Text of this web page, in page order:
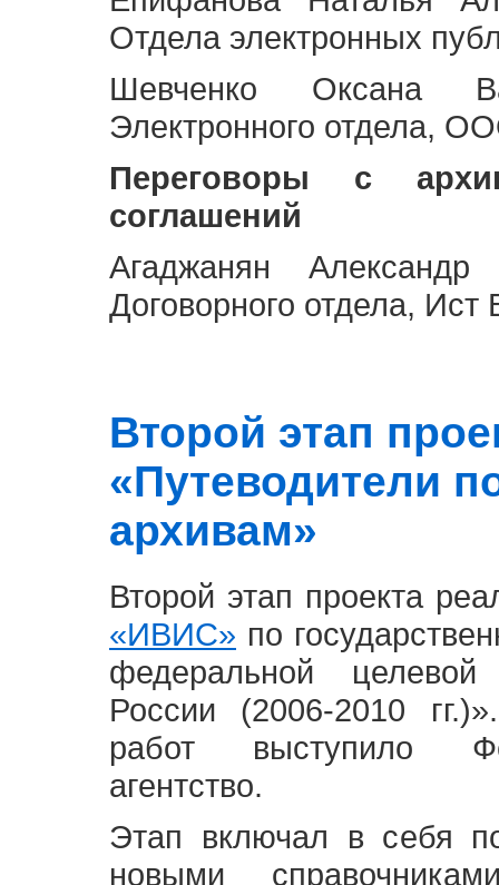
Отдела электронных
Шевченко Оксана
Электронного отдела,
Переговоры с
соглашений
Агаджанян Александр
Договорного отдела,
Второй этап
«Путеводители
архивам»
Второй этап проекта
«ИВИС» по
федеральной
России (2006-2010
работ выступило
агентство.
Этап включал в себя
новыми